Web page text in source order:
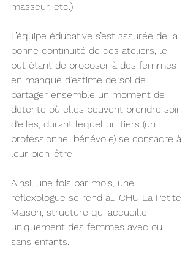
masseur, etc.)
L’équipe éducative s’est assurée de la
bonne continuité de ces ateliers, le
but étant de proposer à des femmes
en manque d’estime de soi de
partager ensemble un moment de
détente où elles peuvent prendre soin
d’elles, durant lequel un tiers (un
professionnel bénévole) se consacre à
leur bien-être.
Ainsi, une fois par mois, une
réflexologue se rend au CHU La Petite
Maison, structure qui accueille
uniquement des femmes avec ou
sans enfants.